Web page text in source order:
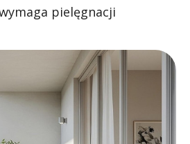
pielęgnacji